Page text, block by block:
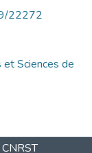
22272
Sciences de
CNRST